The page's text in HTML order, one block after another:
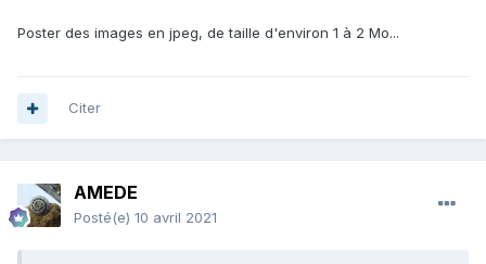
Poster des images en jpeg, de taille d'environ 1 à 2 Mo...
Citer
AMEDE
Posté(e) 10 avril 2021